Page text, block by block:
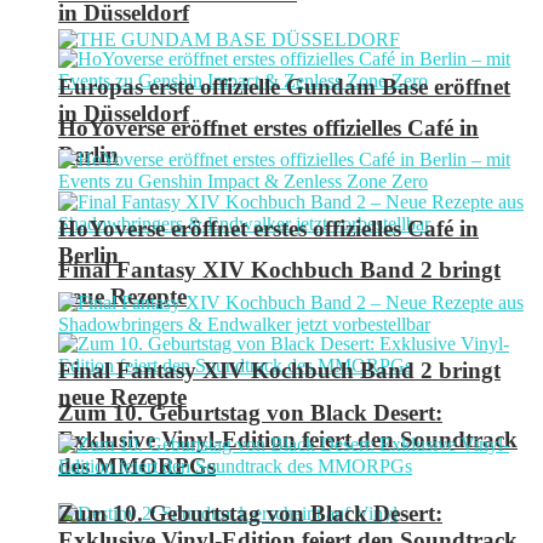
in Düsseldorf
HoYoverse eröffnet erstes offizielles Café in
Berlin
Final Fantasy XIV Kochbuch Band 2 bringt
neue Rezepte
Zum 10. Geburtstag von Black Desert:
Exklusive Vinyl-Edition feiert den Soundtrack
des MMORPGs
Europas erste offizielle Gundam Base eröffnet
in Düsseldorf
HoYoverse eröffnet erstes offizielles Café in
Berlin
Final Fantasy XIV Kochbuch Band 2 bringt
neue Rezepte
Zum 10. Geburtstag von Black Desert: